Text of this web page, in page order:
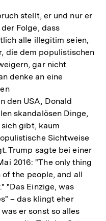
stellt, er und nur er
Folge, dass
alle illegitim seien,
die dem populistischen
gar nicht
denke an eine
den USA, Donald
skandalösen Dinge,
gibt, kaum
Sichtweise
Trump sagte bei einer
2016: "The only thing
the people, and all
"Das Einzige, was
– das klingt eher
er sonst so alles